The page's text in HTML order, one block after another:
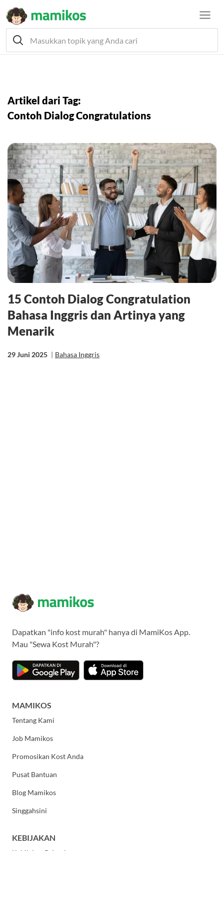
Artikel dari Tag:
Contoh Dialog Congratulations
15 Contoh Dialog Congratulation
Bahasa Inggris dan Artinya yang
Menarik
29 Juni 2025 | Bahasa Inggris
Dapatkan "info kost murah" hanya di MamiKos App.
Mau "Sewa Kost Murah"?
MAMIKOS
Tentang Kami
Job Mamikos
Promosikan Kost Anda
Pusat Bantuan
Blog Mamikos
Singgahsini
KEBIJAKAN
Kebijakan Privasi